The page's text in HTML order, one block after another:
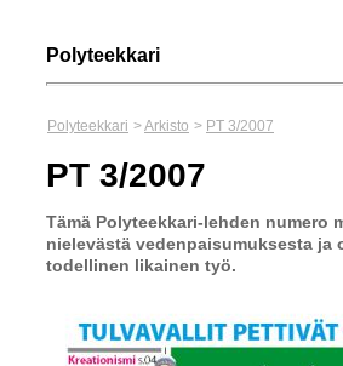
Polyteekkari
Polyteekkari >Arkisto > PT 3/2007
PT 3/2007
Tämä Polyteekkari-lehden numero
nielevästä vedenpaisumuksesta ja
todellinen likainen työ.